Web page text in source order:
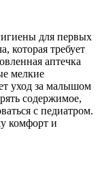
для первых
которая требует
аптечка
мелкие
уход за малышом
содержимое,
с педиатром.
комфорт и